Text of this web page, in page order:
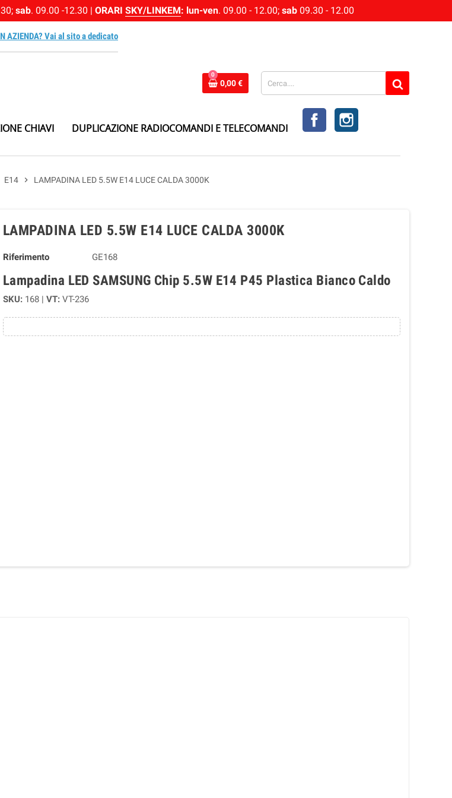
sab. 09.00 -12.30 | ORARI SKY/LINKEM: lun-ven. 09.00 - 12.00; sab 09.30 - 12.00
AZIENDA? Vai al sito a dedicato
0
0,00 €
CHIAVI DUPLICAZIONE RADIOCOMANDI E TELECOMANDI
FACEBOOKINSTAGRAM
E14 chevron_right LAMPADINA LED 5.5W E14 LUCE CALDA 3000K
LAMPADINA LED 5.5W E14 LUCE CALDA 3000K
Riferimento GE168
Lampadina LED SAMSUNG Chip 5.5W E14 P45 Plastica Bianco Caldo
SKU: 168 | VT: VT-236